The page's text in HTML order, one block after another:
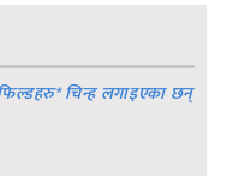
*चिन्ह लगाइएका छन्